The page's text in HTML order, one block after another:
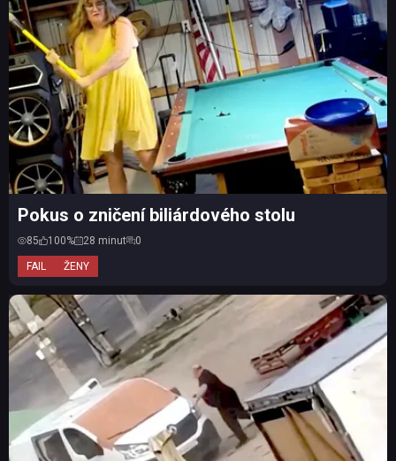
FAIL ŽENY
Pokus o zničení biliárdového stolu
85 100% 28 minut 0